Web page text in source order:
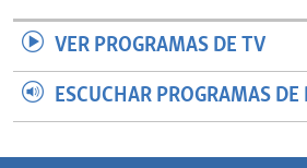
VER PROGRAMAS DE TV
ESCUCHAR PROGRAMAS DE